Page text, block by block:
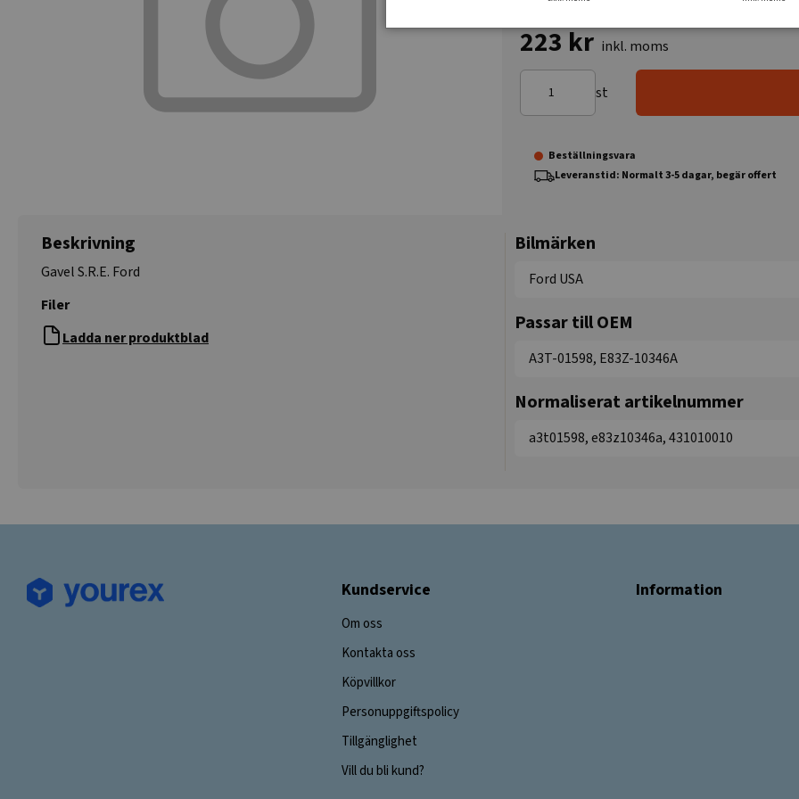
223 kr inkl. moms
st
Beställningsvara
Leveranstid: Normalt 3-5 dagar, begär offert
Beskrivning
Gavel S.R.E. Ford
Filer
Ladda ner produktblad
Bilmärken
Ford USA
Passar till OEM
A3T-01598, E83Z-10346A
Normaliserat artikelnummer
a3t01598, e83z10346a, 431010010
Kundservice
Om oss
Kontakta oss
Köpvillkor
Personuppgiftspolicy
Tillgänglighet
Vill du bli kund?
Information